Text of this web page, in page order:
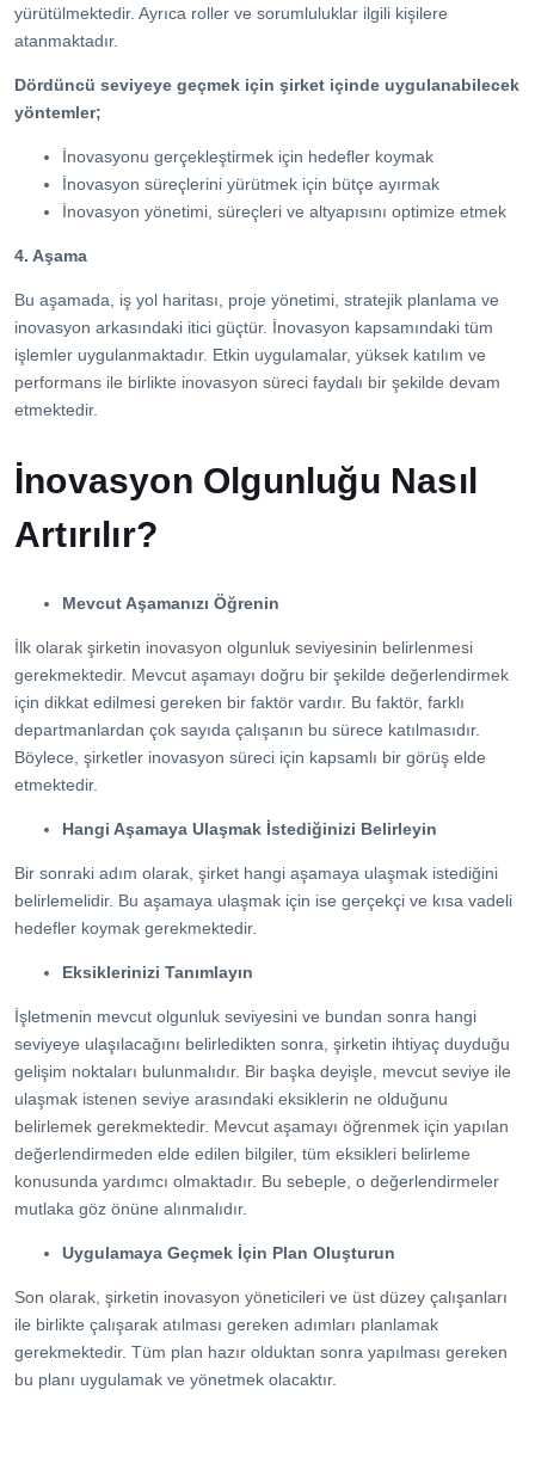
yürütülmektedir. Ayrıca roller ve sorumluluklar ilgili kişilere
atanmaktadır.
Dördüncü seviyeye geçmek için şirket içinde uygulanabilecek
yöntemler;
İnovasyonu gerçekleştirmek için hedefler koymak
İnovasyon süreçlerini yürütmek için bütçe ayırmak
İnovasyon yönetimi, süreçleri ve altyapısını optimize etmek
4. Aşama
Bu aşamada, iş yol haritası, proje yönetimi, stratejik planlama ve
inovasyon arkasındaki itici güçtür. İnovasyon kapsamındaki tüm
işlemler uygulanmaktadır. Etkin uygulamalar, yüksek katılım ve
performans ile birlikte inovasyon süreci faydalı bir şekilde devam
etmektedir.
İnovasyon Olgunluğu Nasıl
Artırılır?
Mevcut Aşamanızı Öğrenin
İlk olarak şirketin inovasyon olgunluk seviyesinin belirlenmesi
gerekmektedir. Mevcut aşamayı doğru bir şekilde değerlendirmek
için dikkat edilmesi gereken bir faktör vardır. Bu faktör, farklı
departmanlardan çok sayıda çalışanın bu sürece katılmasıdır.
Böylece, şirketler inovasyon süreci için kapsamlı bir görüş elde
etmektedir.
Hangi Aşamaya Ulaşmak İstediğinizi Belirleyin
Bir sonraki adım olarak, şirket hangi aşamaya ulaşmak istediğini
belirlemelidir. Bu aşamaya ulaşmak için ise gerçekçi ve kısa vadeli
hedefler koymak gerekmektedir.
Eksiklerinizi Tanımlayın
İşletmenin mevcut olgunluk seviyesini ve bundan sonra hangi
seviyeye ulaşılacağını belirledikten sonra, şirketin ihtiyaç duyduğu
gelişim noktaları bulunmalıdır. Bir başka deyişle, mevcut seviye ile
ulaşmak istenen seviye arasındaki eksiklerin ne olduğunu
belirlemek gerekmektedir. Mevcut aşamayı öğrenmek için yapılan
değerlendirmeden elde edilen bilgiler, tüm eksikleri belirleme
konusunda yardımcı olmaktadır. Bu sebeple, o değerlendirmeler
mutlaka göz önüne alınmalıdır.
Uygulamaya Geçmek İçin Plan Oluşturun
Son olarak, şirketin inovasyon yöneticileri ve üst düzey çalışanları
ile birlikte çalışarak atılması gereken adımları planlamak
gerekmektedir. Tüm plan hazır olduktan sonra yapılması gereken
bu planı uygulamak ve yönetmek olacaktır.